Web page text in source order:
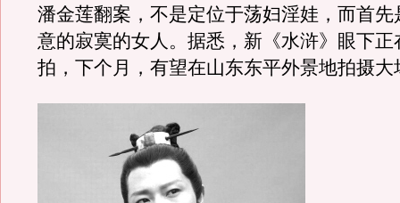
潘金莲翻案，不是定位于荡妇淫娃，而首先
意的寂寞的女人。据悉，新《水浒》眼下正
拍，下个月，有望在山东东平外景地拍摄大